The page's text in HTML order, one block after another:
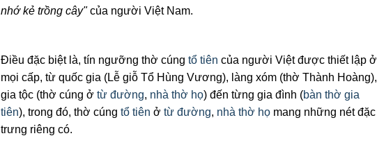
nhớ kẻ trồng cây"của người Việt Nam.
Điều đặc biệt là, tín ngưỡng thờ cúng tổ tiên của người Việt được thiết lập ở
mọi cấp, từ quốc gia (Lễ giỗ Tổ Hùng Vương), làng xóm (thờ Thành Hoàng),
gia tộc (thờ cúng ở từ đường, nhà thờ họ) đến từng gia đình (bàn thờ gia
tiên), trong đó, thờ cúng tổ tiên ở từ đường, nhà thờ họmang những nét đặc
trưng riêng có.